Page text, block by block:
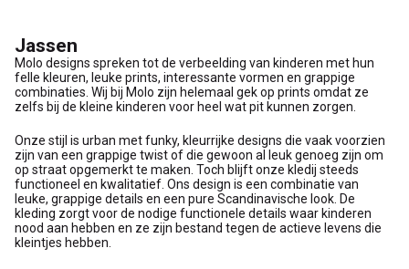
Jassen
Molo designs spreken tot de verbeelding van kinderen met hun
felle kleuren, leuke prints, interessante vormen en grappige
combinaties. Wij bij Molo zijn helemaal gek op prints omdat ze
zelfs bij de kleine kinderen voor heel wat pit kunnen zorgen.
Onze stijl is urban met funky, kleurrijke designs die vaak voorzien
zijn van een grappige twist of die gewoon al leuk genoeg zijn om
op straat opgemerkt te maken. Toch blijft onze kledij steeds
functioneel en kwalitatief. Ons design is een combinatie van
leuke, grappige details en een pure Scandinavische look. De
kleding zorgt voor de nodige functionele details waar kinderen
nood aan hebben en ze zijn bestand tegen de actieve levens die
kleintjes hebben.